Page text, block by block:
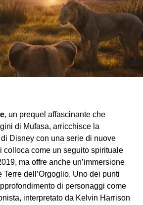
, un prequel affascinante che
di Mufasa, arricchisce la
Disney con una serie di nuove
colloca come un seguito spirituale
ma offre anche un’immersione
dell’Orgoglio. Uno dei punti
di personaggi come
interpretato da Kelvin Harrison